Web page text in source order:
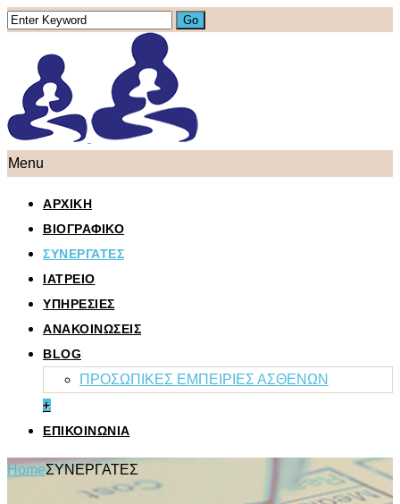
Menu
ΑΡΧΙΚΗ
ΒΙΟΓΡΑΦΙΚΟ
ΣΥΝΕΡΓΑΤΕΣ
ΙΑΤΡΕΙΟ
ΥΠΗΡΕΣΙΕΣ
ΑΝΑΚΟΙΝΩΣΕΙΣ
BLOG
ΠΡΟΣΩΠΙΚΕΣ ΕΜΠΕΙΡΙΕΣ ΑΣΘΕΝΩΝ
+
ΕΠΙΚΟΙΝΩΝΙΑ
HomeΣΥΝΕΡΓΑΤΕΣ